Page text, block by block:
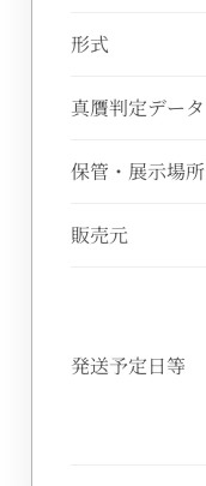
形式
真贋判定データ
保管・展示場所
販売元
発送予定日等